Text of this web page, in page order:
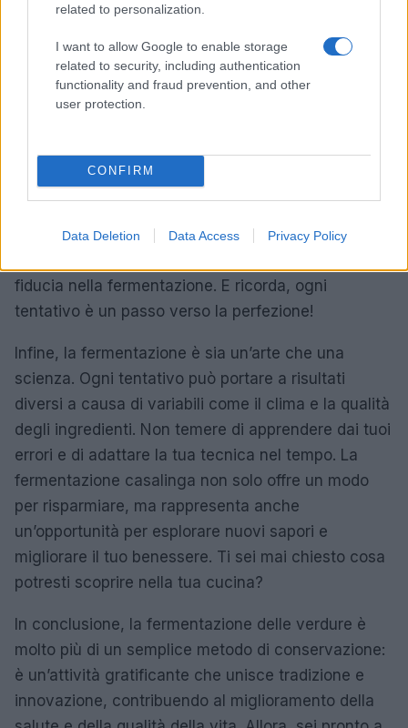
related to personalization.
I want to allow Google to enable storage
related to security, including authentication
functionality and fraud prevention, and other
user protection.
CONFIRM
Data Deletion Data Access Privacy Policy
fermentare a temperatura ambiente e controlla
quotidianamente il livello di salamoia, assaggiando
dopo alcuni giorni per individuare il sapore
desiderato. Non è un processo entusiasmante?
garantire il successo della fermentazione. Utilizza
materiali e contenitori puliti, preferibilmente in
Iniziare con ricette semplici, come i crauti,
fiducia nella fermentazione. E ricorda, ogni
tentativo è un passo verso la perfezione!
Infine, la fermentazione è sia un’arte che una
scienza. Ogni tentativo può portare a risultati
diversi a causa di variabili come il clima e la qualità
degli ingredienti. Non temere di apprendere dai tuoi
errori e di adattare la tua tecnica nel tempo. La
fermentazione casalinga non solo offre un modo
per risparmiare, ma rappresenta anche
un’opportunità per esplorare nuovi sapori e
migliorare il tuo benessere. Ti sei mai chiesto cosa
potresti scoprire nella tua cucina?
In conclusione, la fermentazione delle verdure è
molto più di un semplice metodo di conservazione:
è un’attività gratificante che unisce tradizione e
innovazione, contribuendo al miglioramento della